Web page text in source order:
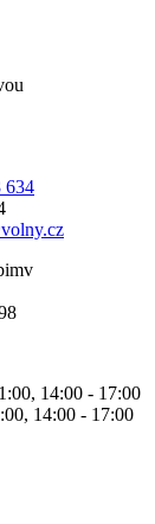
634
14:00 - 17:00
14:00 - 17:00